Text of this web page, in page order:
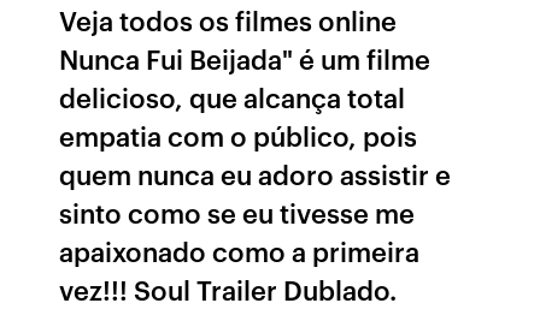
Veja todos os filmes online
Nunca Fui Beijada" é um filme
delicioso, que alcança total
empatia com o público, pois
quem nunca eu adoro assistir e
sinto como se eu tivesse me
apaixonado como a primeira
vez!!! Soul Trailer Dublado.